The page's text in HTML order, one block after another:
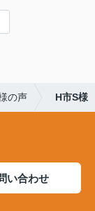
の声 H市S様
い合わせ